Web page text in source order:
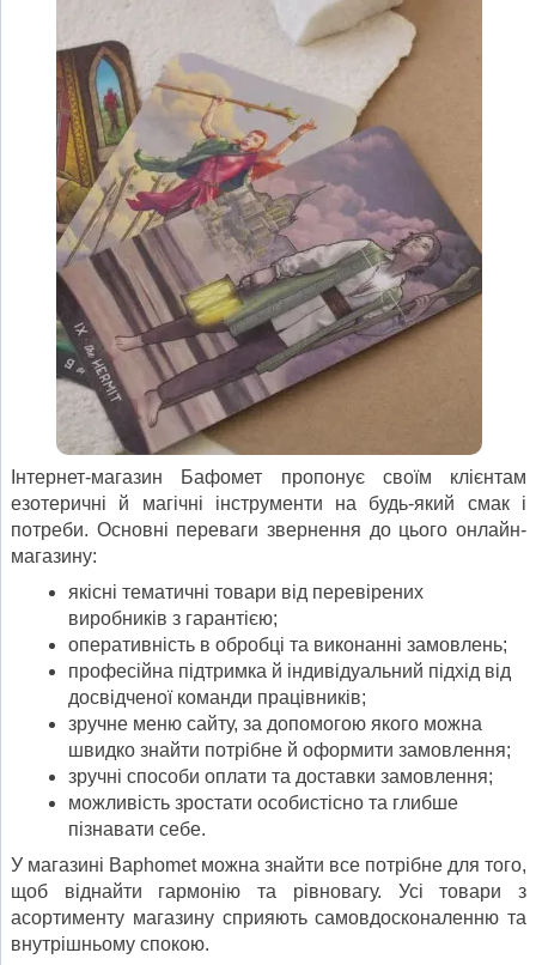
Інтернет-магазин Бафомет пропонує своїм клієнтам
езотеричні й магічні інструменти на будь-який смак і
потреби. Основні переваги звернення до цього онлайн-
магазину:
якісні тематичні товари від перевірених
виробників з гарантією;
оперативність в обробці та виконанні замовлень;
професійна підтримка й індивідуальний підхід від
досвідченої команди працівників;
зручне меню сайту, за допомогою якого можна
швидко знайти потрібне й оформити замовлення;
зручні способи оплати та доставки замовлення;
можливість зростати особистісно та глибше
пізнавати себе.
У магазині Baphomet можна знайти все потрібне для того,
щоб віднайти гармонію та рівновагу. Усі товари з
асортименту магазину сприяють самовдосконаленню та
внутрішньому спокою.